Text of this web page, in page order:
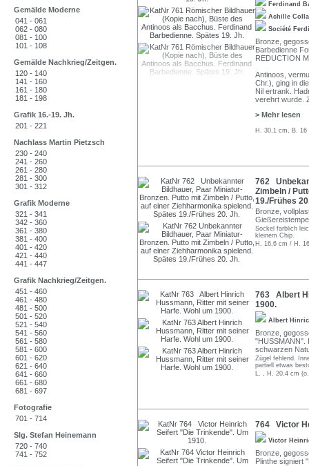
Gemälde Moderne
041 - 061
062 - 080
081 - 100
101 - 108
Gemälde Nachkrieg/Zeitgen.
120 - 140
141 - 160
161 - 180
181 - 198
Grafik 16.-19. Jh.
201 - 221
Nachlass Martin Pietzsch
230 - 240
241 - 260
261 - 280
281 - 300
301 - 312
Grafik Moderne
321 - 341
342 - 360
361 - 380
381 - 400
401 - 420
421 - 440
441 - 447
Grafik Nachkrieg/Zeitgen.
451 - 460
461 - 480
481 - 500
501 - 520
521 - 540
541 - 560
561 - 580
581 - 600
601 - 620
621 - 640
641 - 660
661 - 680
681 - 697
Fotografie
701 - 714
Slg. Stefan Heinemann
720 - 740
741 - 752
Ferdinand
Achille
Société
Bronze,
Barbedienne
REDUCTION
Antinoos,
Chr.), ging in
Nil ertrank.
verehrt wurde.
> Mehr lesen
H. 30,1 cm, B. 16
762
Zimbeln /
19./Frühes
Bronze,
Sockel farblich
kleinem Chip.
H. 16,6 cm / H.
763 Albert
1900.
Albert
Bronze,
"HUSSMANN".
schwarzen
Zügel fehlend.
partiell etwas
L. , H. 20,4 cm
764 Victor
Victor
Bronze,
Plinthe signiert